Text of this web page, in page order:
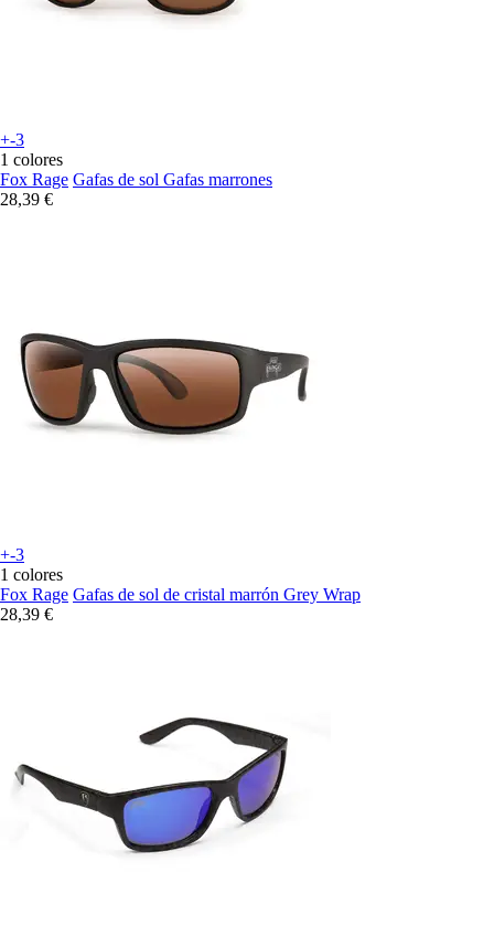
+-3
1 colores
Fox Rage Gafas de sol Gafas marrones
28,39 €
+-3
1 colores
Fox Rage Gafas de sol de cristal marrón Grey Wrap
28,39 €